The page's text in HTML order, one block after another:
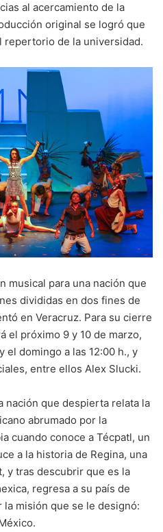
al acercamiento de la
original se logró que
repertorio de la universidad.
musical para una nación que
divididas en dos fines de
en Veracruz. Para su cierre
el próximo 9 y 10 de marzo,
el domingo a las 12:00 h., y
entre ellos Alex Slucki.
nación que despierta relata la
abrumado por la
cuando conoce a Técpatl, un
a la historia de Regina, una
y tras descubrir que es la
regresa a su país de
misión que se le designó: